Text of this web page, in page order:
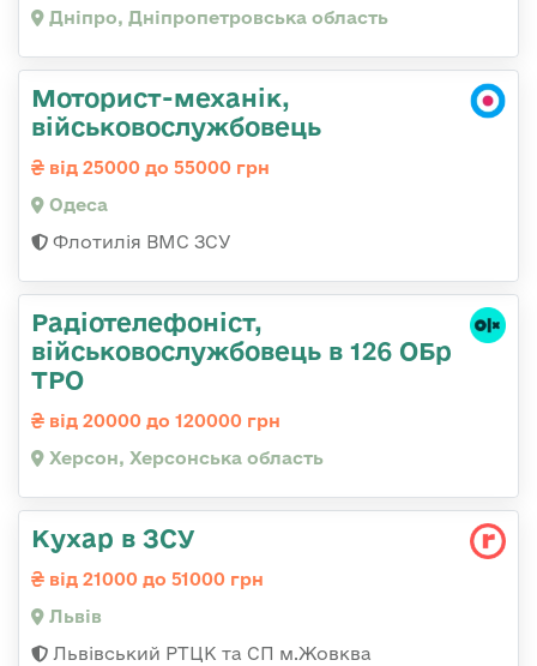
Дніпро, Дніпропетровська область
Моторист-механік,
військовослужбовець
від 25000 до 55000 грн
Одеса
Флотилія ВМС ЗСУ
Радіотелефоніст,
військовослужбовець в 126 ОБр
ТРО
від 20000 до 120000 грн
Херсон, Херсонська область
Кухар в ЗСУ
від 21000 до 51000 грн
Львів
Львівський РТЦК та СП м.Жовква